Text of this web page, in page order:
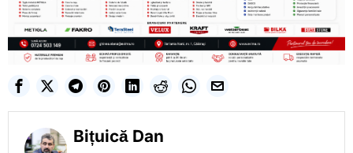
Bițuică Dan